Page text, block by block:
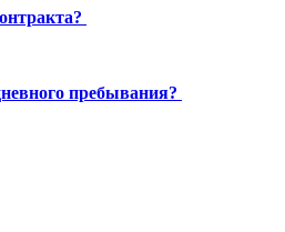
пребывания?